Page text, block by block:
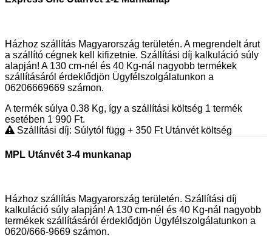
Házhoz szállítás Magyarország területén. A megrendelt árut
a szállító cégnek kell kifizetnie. Szállítási díj kalkuláció súly
alapján! A 130 cm-nél és 40 Kg-nál nagyobb termékek
szállításáról érdeklődjön Ügyfélszolgálatunkon a
06206669669 számon.
A termék súlya 0.38 Kg, így a szállítási költség 1 termék
esetében 1 990 Ft.
Szállítási díj: Súlytól függ + 350 FtUtánvét költség
MPL Utánvét 3-4 munkanap
Házhoz szállítás Magyarország területén. Szállítási díj
kalkuláció súly alapján! A 130 cm-nél és 40 Kg-nál nagyobb
termékek szállításáról érdeklődjön Ügyfélszolgálatunkon a
0620/666-9669 számon.